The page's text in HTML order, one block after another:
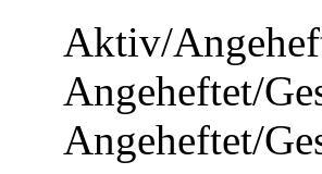
Aktiv/
Angeheftet/
Angeheftet/